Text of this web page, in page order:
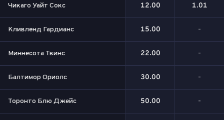
Чикаго Уайт Сокс 12.00 1.01
Кливленд Гардианс 15.00 -
Миннесота Твинс 22.00 -
Балтимор Ориолс 30.00 -
Торонто Блю Джейс 50.00 -